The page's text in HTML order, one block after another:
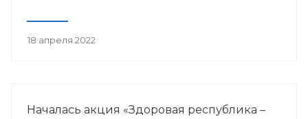
18 апреля 2022
Началась акция «Здоровая республика –